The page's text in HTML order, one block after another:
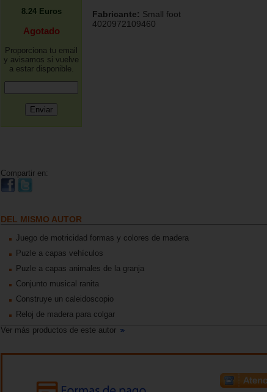
8.24 Euros
Agotado
Proporciona tu email
y avisamos si vuelve
a estar disponible.
Compartir en:
Fabricante: Small foot
4020972109460
DEL MISMO AUTOR
Juego de motricidad formas y colores de madera
Puzle a capas vehículos
Puzle a capas animales de la granja
Conjunto musical ranita
Construye un caleidoscopio
Reloj de madera para colgar
Ver más productos de este autor